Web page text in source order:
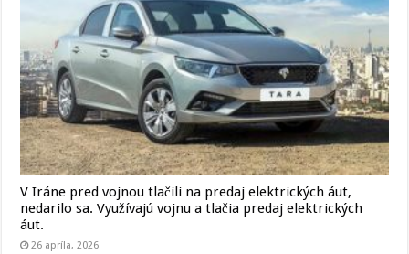
V Iráne pred vojnou tlačili na predaj elektrických áut,
nedarilo sa. Využívajú vojnu a tlačia predaj elektrických
áut.
26 apríla, 2026